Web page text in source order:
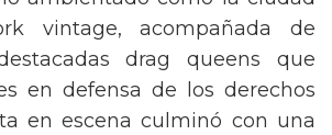
vintage, acompañada de
drag queens que
en defensa de los derechos
en escena culminó con una